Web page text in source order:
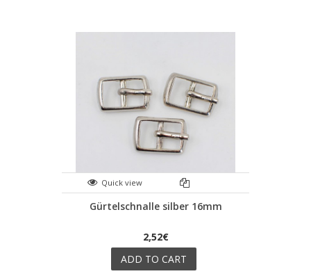
Quick view
Gürtelschnalle silber 16mm
2,52€
ADD TO CART